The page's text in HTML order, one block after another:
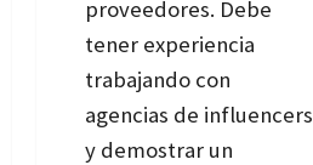
proveedores. Debe
tener experiencia
trabajando con
agencias de influencers
y demostrar un